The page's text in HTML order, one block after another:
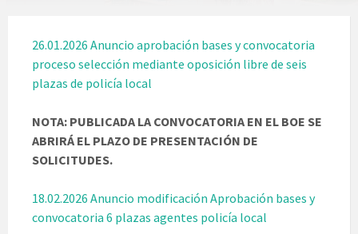
26.01.2026 Anuncio aprobación bases y convocatoria
proceso selección mediante oposición libre de seis
plazas de policía local
NOTA: PUBLICADA LA CONVOCATORIA EN EL BOE SE
ABRIRÁ EL PLAZO DE PRESENTACIÓN DE
SOLICITUDES.
18.02.2026 Anuncio modificación Aprobación bases y
convocatoria 6 plazas agentes policía local